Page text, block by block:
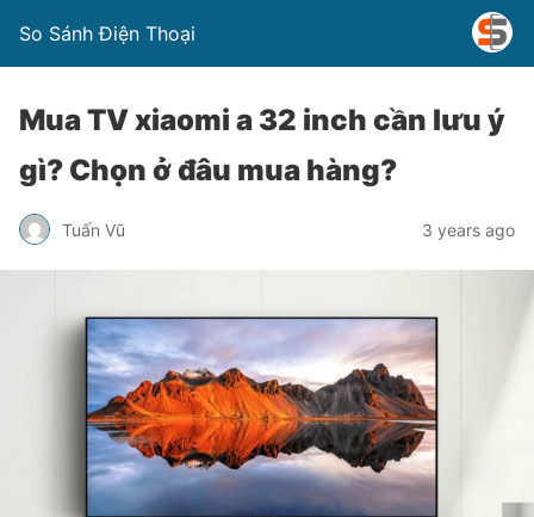
So Sánh Điện Thoại
Mua TV xiaomi a 32 inch cần lưu ý
gì? Chọn ở đâu mua hàng?
Tuấn Vũ 3 years ago